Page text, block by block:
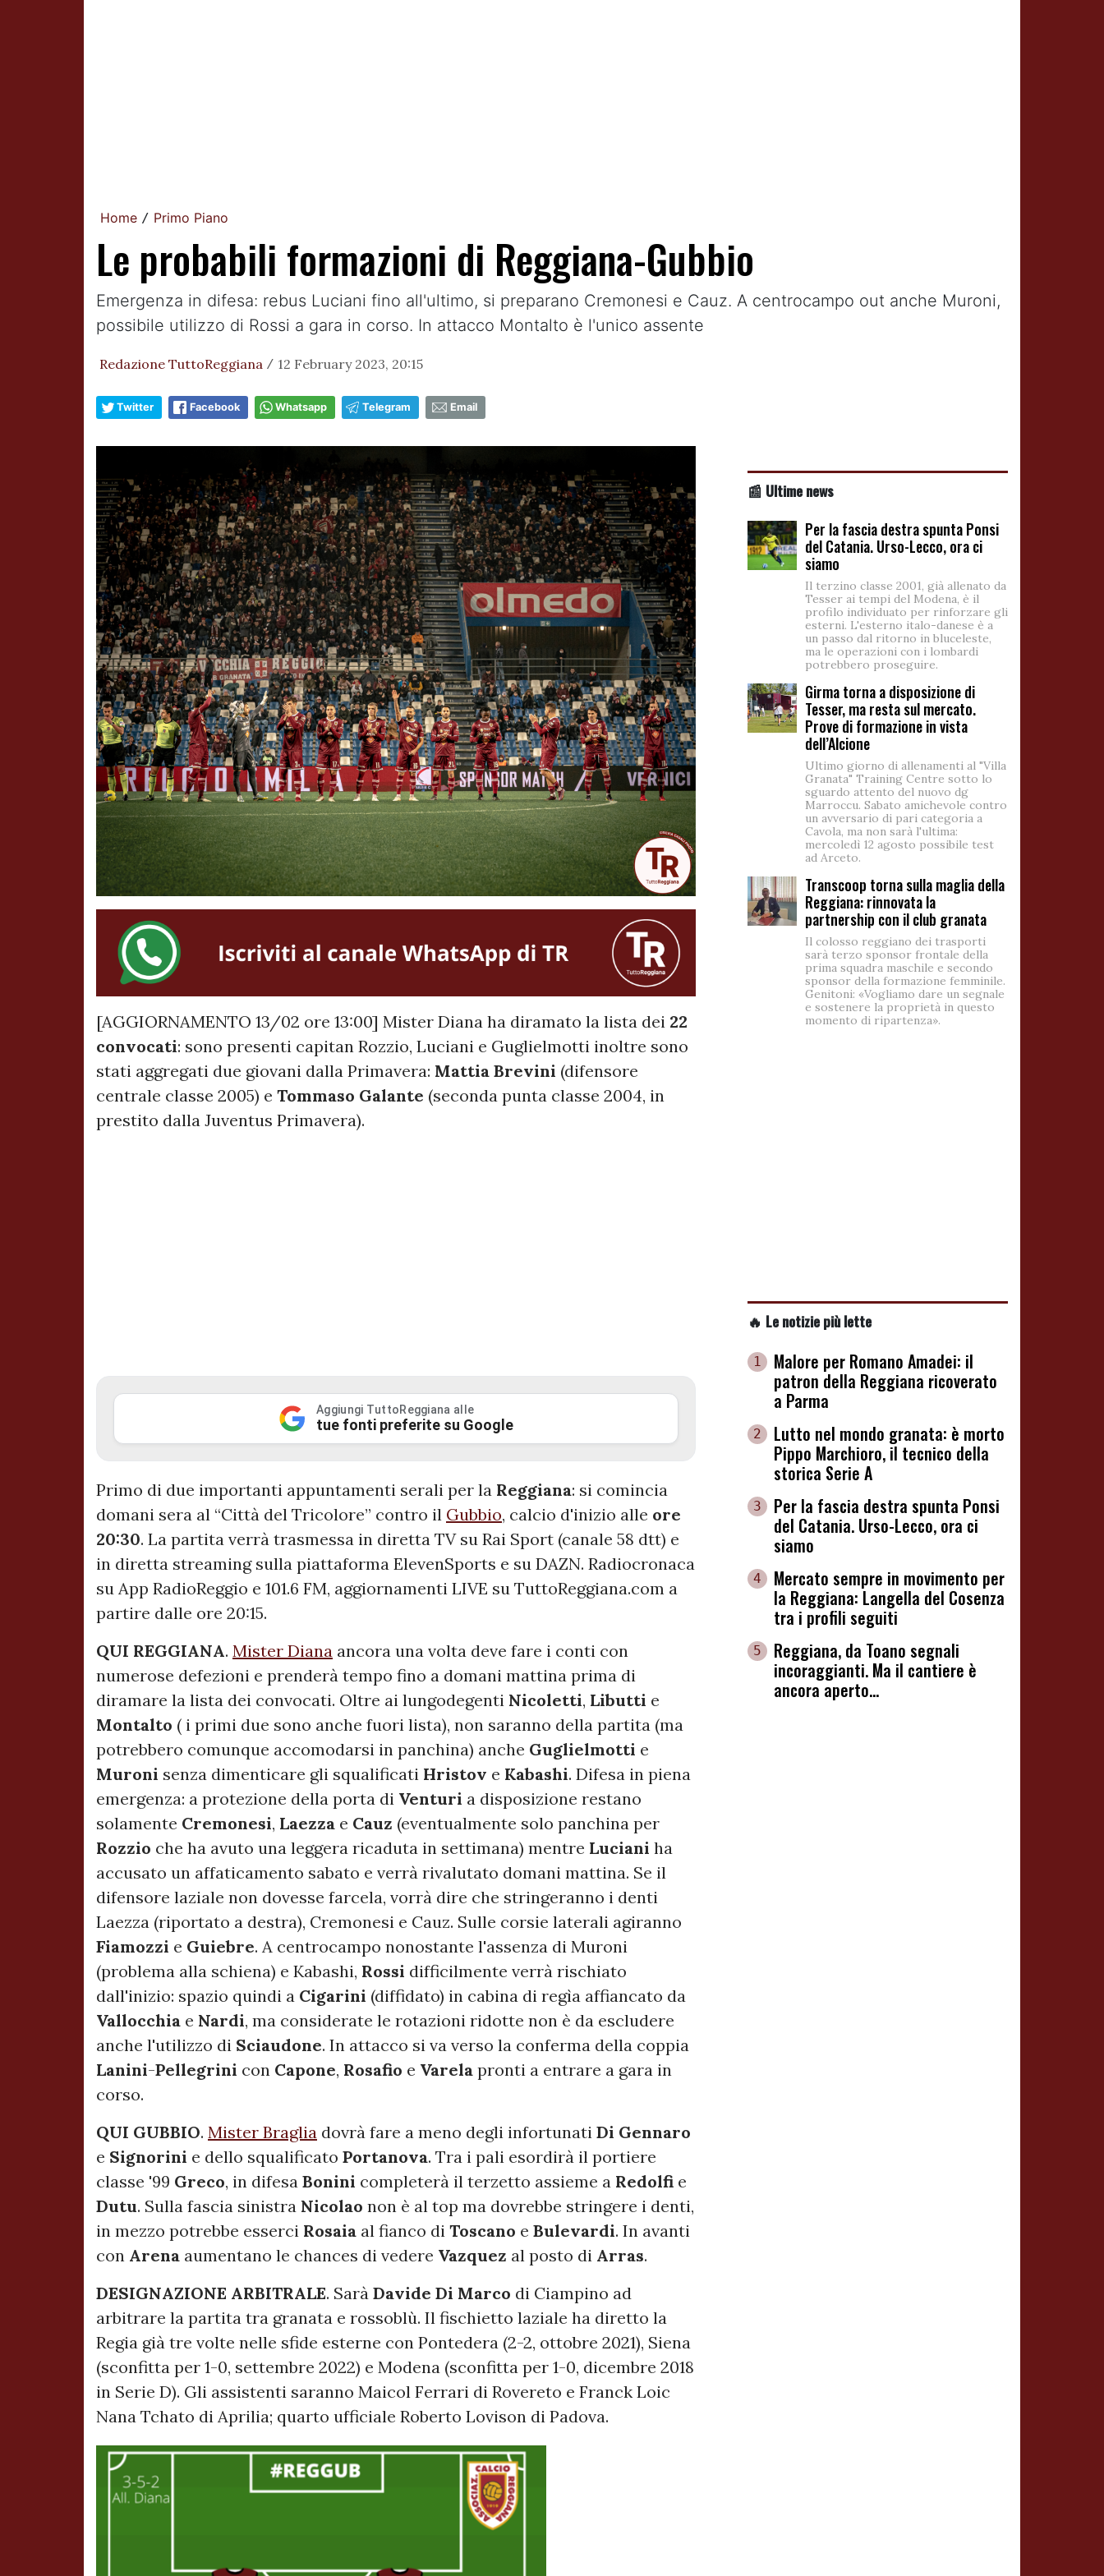
Home / Primo Piano
Le probabili formazioni di Reggiana-Gubbio
Emergenza in difesa: rebus Luciani fino all'ultimo, si preparano Cremonesi e Cauz. A centrocampo out anche Muroni,
possibile utilizzo di Rossi a gara in corso. In attacco Montalto è l'unico assente
Redazione TuttoReggiana / 12 February 2023, 20:15
Twitter Facebook Whatsapp Telegram Email
[AGGIORNAMENTO 13/02 ore 13:00] Mister Diana ha diramato la lista dei 22
convocati: sono presenti capitan Rozzio, Luciani e Guglielmotti inoltre sono
stati aggregati due giovani dalla Primavera: Mattia Brevini (difensore
centrale classe 2005) e Tommaso Galante (seconda punta classe 2004, in
prestito dalla Juventus Primavera).
Aggiungi TuttoReggiana alle
tue fonti preferite su Google
Primo di due importanti appuntamenti serali per la Reggiana: si comincia
domani sera al “Città del Tricolore” contro il Gubbio, calcio d'inizio alle ore
20:30. La partita verrà trasmessa in diretta TV su Rai Sport (canale 58 dtt) e
in diretta streaming sulla piattaforma ElevenSports e su DAZN. Radiocronaca
su App RadioReggio e 101.6 FM, aggiornamenti LIVE su TuttoReggiana.com a
partire dalle ore 20:15.
QUI REGGIANA. Mister Diana ancora una volta deve fare i conti con
numerose defezioni e prenderà tempo fino a domani mattina prima di
diramare la lista dei convocati. Oltre ai lungodegenti Nicoletti, Libutti e
Montalto ( i primi due sono anche fuori lista), non saranno della partita (ma
potrebbero comunque accomodarsi in panchina) anche Guglielmotti e
Muroni senza dimenticare gli squalificati Hristov e Kabashi. Difesa in piena
emergenza: a protezione della porta di Venturi a disposizione restano
solamente Cremonesi, Laezza e Cauz (eventualmente solo panchina per
Rozzio che ha avuto una leggera ricaduta in settimana) mentre Luciani ha
accusato un affaticamento sabato e verrà rivalutato domani mattina. Se il
difensore laziale non dovesse farcela, vorrà dire che stringeranno i denti
Laezza (riportato a destra), Cremonesi e Cauz. Sulle corsie laterali agiranno
Fiamozzi e Guiebre. A centrocampo nonostante l'assenza di Muroni
(problema alla schiena) e Kabashi, Rossi difficilmente verrà rischiato
dall'inizio: spazio quindi a Cigarini (diffidato) in cabina di regìa affiancato da
Vallocchia e Nardi, ma considerate le rotazioni ridotte non è da escludere
anche l'utilizzo di Sciaudone. In attacco si va verso la conferma della coppia
Lanini-Pellegrini con Capone, Rosafio e Varela pronti a entrare a gara in
corso.
QUI GUBBIO. Mister Braglia dovrà fare a meno degli infortunati Di Gennaro
e Signorini e dello squalificato Portanova. Tra i pali esordirà il portiere
classe '99 Greco, in difesa Bonini completerà il terzetto assieme a Redolfi e
Dutu. Sulla fascia sinistra Nicolao non è al top ma dovrebbe stringere i denti,
in mezzo potrebbe esserci Rosaia al fianco di Toscano e Bulevardi. In avanti
con Arena aumentano le chances di vedere Vazquez al posto di Arras.
DESIGNAZIONE ARBITRALE. Sarà Davide Di Marco di Ciampino ad
arbitrare la partita tra granata e rossoblù. Il fischietto laziale ha diretto la
Regia già tre volte nelle sfide esterne con Pontedera (2-2, ottobre 2021), Siena
(sconfitta per 1-0, settembre 2022) e Modena (sconfitta per 1-0, dicembre 2018
in Serie D). Gli assistenti saranno Maicol Ferrari di Rovereto e Franck Loic
Nana Tchato di Aprilia; quarto ufficiale Roberto Lovison di Padova.
📰 Ultime news
Per la fascia destra spunta Ponsi
del Catania. Urso-Lecco, ora ci
siamo
Il terzino classe 2001, già allenato da
Tesser ai tempi del Modena, è il
profilo individuato per rinforzare gli
esterni. L'esterno italo-danese è a
un passo dal ritorno in bluceleste,
ma le operazioni con i lombardi
potrebbero proseguire.
Girma torna a disposizione di
Tesser, ma resta sul mercato.
Prove di formazione in vista
dell’Alcione
Ultimo giorno di allenamenti al "Villa
Granata" Training Centre sotto lo
sguardo attento del nuovo dg
Marroccu. Sabato amichevole contro
un avversario di pari categoria a
Cavola, ma non sarà l'ultima:
mercoledì 12 agosto possibile test
ad Arceto.
Transcoop torna sulla maglia della
Reggiana: rinnovata la
partnership con il club granata
Il colosso reggiano dei trasporti
sarà terzo sponsor frontale della
prima squadra maschile e secondo
sponsor della formazione femminile.
Genitoni: «Vogliamo dare un segnale
e sostenere la proprietà in questo
momento di ripartenza».
🔥 Le notizie più lette
1
Malore per Romano Amadei: il
patron della Reggiana ricoverato
a Parma
2
Lutto nel mondo granata: è morto
Pippo Marchioro, il tecnico della
storica Serie A
3
Per la fascia destra spunta Ponsi
del Catania. Urso-Lecco, ora ci
siamo
4
Mercato sempre in movimento per
la Reggiana: Langella del Cosenza
tra i profili seguiti
5
Reggiana, da Toano segnali
incoraggianti. Ma il cantiere è
ancora aperto...